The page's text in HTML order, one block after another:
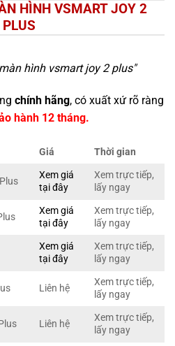
HÌNH VSMART JOY 2
PLUS
hình vsmart joy 2 plus"
chính hãng, có xuất xứ rõ ràng
hành 12 tháng.
Giá Thời gian
Xem giá
tại đây
Xem trực tiếp,
lấy ngay
Xem giá
tại đây
Xem trực tiếp,
lấy ngay
Xem giá
tại đây
Xem trực tiếp,
lấy ngay
Liên hệ
Xem trực tiếp,
lấy ngay
Liên hệ
Xem trực tiếp,
lấy ngay